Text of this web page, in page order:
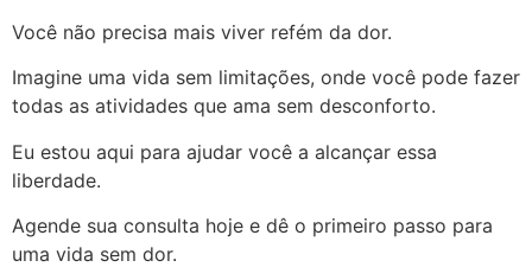
Você não precisa mais viver refém da dor.
Imagine uma vida sem limitações, onde você pode fazer
todas as atividades que ama sem desconforto.
Eu estou aqui para ajudar você a alcançar essa
liberdade.
Agende sua consulta hoje e dê o primeiro passo para
uma vida sem dor.